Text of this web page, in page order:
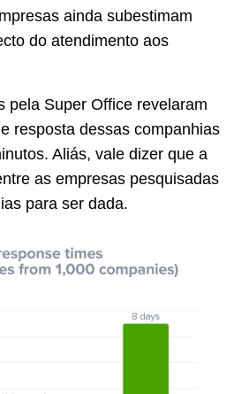
ainda subestimam
do atendimento aos
pela Super Office revelaram
resposta dessas companhias
Aliás, vale dizer que a
as empresas pesquisadas
para ser dada.